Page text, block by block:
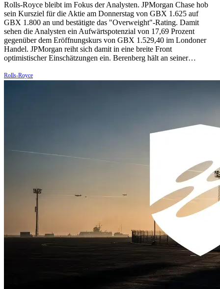
Rolls-Royce bleibt im Fokus der Analysten. JPMorgan Chase hob
sein Kursziel für die Aktie am Donnerstag von GBX 1.625 auf
GBX 1.800 an und bestätigte das "Overweight"-Rating. Damit
sehen die Analysten ein Aufwärtspotenzial von 17,69 Prozent
gegenüber dem Eröffnungskurs von GBX 1.529,40 im Londoner
Handel. JPMorgan reiht sich damit in eine breite Front
optimistischer Einschätzungen ein. Berenberg hält an seiner…
Rolls-Royce